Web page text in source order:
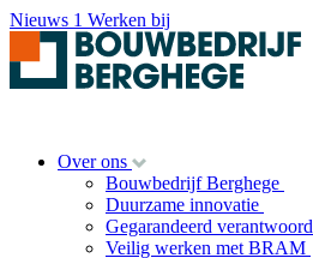
Nieuws 1 Werken bij
Over ons
Bouwbedrijf Berghege
Duurzame innovatie
Gegarandeerd verantwoord
Veilig werken met BRAM